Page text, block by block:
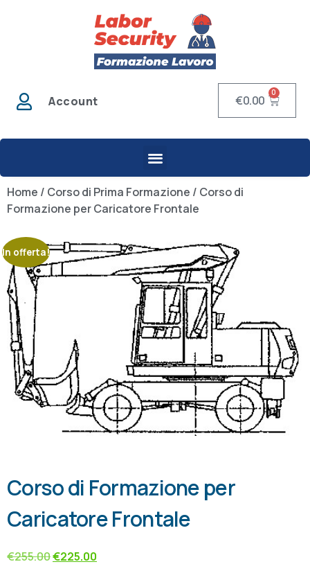
Account €0.00
0
Home / Corso di Prima Formazione / Corso di
Formazione per Caricatore Frontale
In offerta!
Corso di Formazione per
Caricatore Frontale
€255.00€225.00